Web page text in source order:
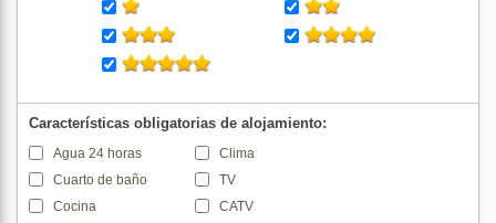
Características obligatorias de alojamiento:
Agua 24 horas
Cuarto de baño
Cocina
Clima
TV
CATV